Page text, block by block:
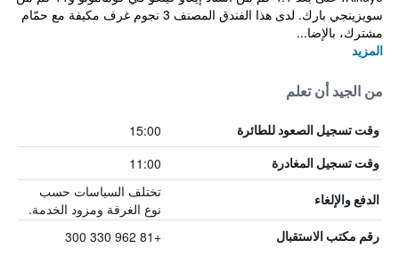
سويزينجي بارك. لدى هذا الفندق المصنف 3 نجوم غرف مكيفة مع حمّام
مشترك، بالإضا...
المزيد
من الجيد أن تعلم
وقت تسجيل الصعود للطائرة 15:00
وقت تسجيل المغادرة 11:00
الدفع والإلغاء
تختلف السياسات حسب
نوع الغرفة ومزود الخدمة.
رقم مكتب الاستقبال +81 962 330 300